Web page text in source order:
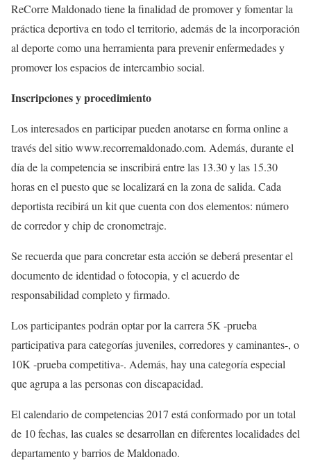
ReCorre Maldonado tiene la finalidad de promover y fomentar la
práctica deportiva en todo el territorio, además de la incorporación
al deporte como una herramienta para prevenir enfermedades y
promover los espacios de intercambio social.
Inscripciones y procedimiento
Los interesados en participar pueden anotarse en forma online a
través del sitio www.recorremaldonado.com. Además, durante el
día de la competencia se inscribirá entre las 13.30 y las 15.30
horas en el puesto que se localizará en la zona de salida. Cada
deportista recibirá un kit que cuenta con dos elementos: número
de corredor y chip de cronometraje.
Se recuerda que para concretar esta acción se deberá presentar el
documento de identidad o fotocopia, y el acuerdo de
responsabilidad completo y firmado.
Los participantes podrán optar por la carrera 5K -prueba
participativa para categorías juveniles, corredores y caminantes-, o
10K -prueba competitiva-. Además, hay una categoría especial
que agrupa a las personas con discapacidad.
El calendario de competencias 2017 está conformado por un total
de 10 fechas, las cuales se desarrollan en diferentes localidades del
departamento y barrios de Maldonado.